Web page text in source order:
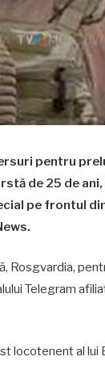
pentru
de 25 de ani,
pe frontul
Rosgvardia,
Telegram
locotenent al